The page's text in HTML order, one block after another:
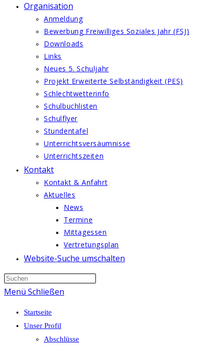
Organisation
Anmeldung
Bewerbung Freiwilliges Soziales Jahr (FSJ)
Downloads
Links
Neues 5. Schuljahr
Projekt Erweiterte Selbständigkeit (PES)
Schlechtwetterinfo
Schulbuchlisten
Schulflyer
Stundentafel
Unterrichtsversäumnisse
Unterrichtszeiten
Kontakt
Kontakt & Anfahrt
Aktuelles
News
Termine
Mittagessen
Vertretungsplan
Website-Suche umschalten
Menü Schließen
Startseite
Unser Profil
Abschlüsse